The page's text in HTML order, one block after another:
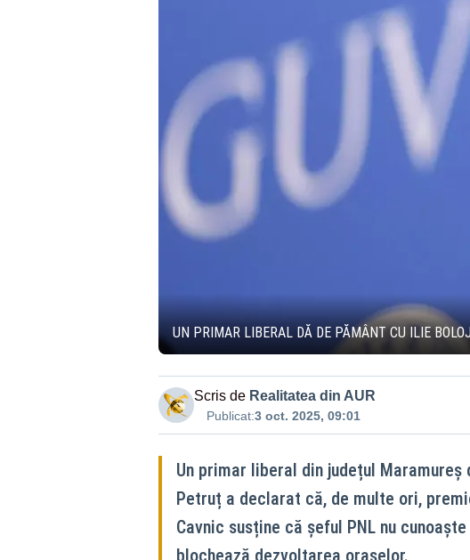
UN PRIMAR LIBERAL DĂ DE PĂMÂNT CU ILIE
Scris de Realitatea din AUR
Publicat:3 oct. 2025, 09:01
Un primar liberal din județul
Petruț a declarat că, de multe ori,
Cavnic susține că șeful PNL nu
blochează dezvoltarea orașelor.